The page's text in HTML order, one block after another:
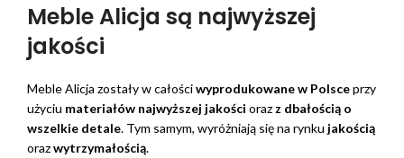
Meble Alicja są najwyższej
jakości
Meble Alicja zostały w całościwyprodukowane w Polsceprzy
użyciu materiałów najwyższej jakości oraz z dbałością o
wszelkie detale. Tym samym, wyróżniają się na rynku jakością
orazwytrzymałością.